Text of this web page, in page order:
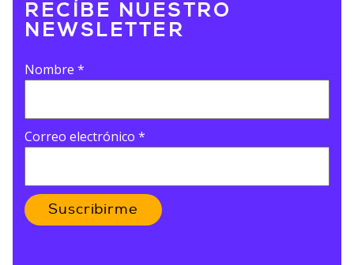
RECÍBE NUESTRO
NEWSLETTER
Nombre *
Correo electrónico *
Suscribirme